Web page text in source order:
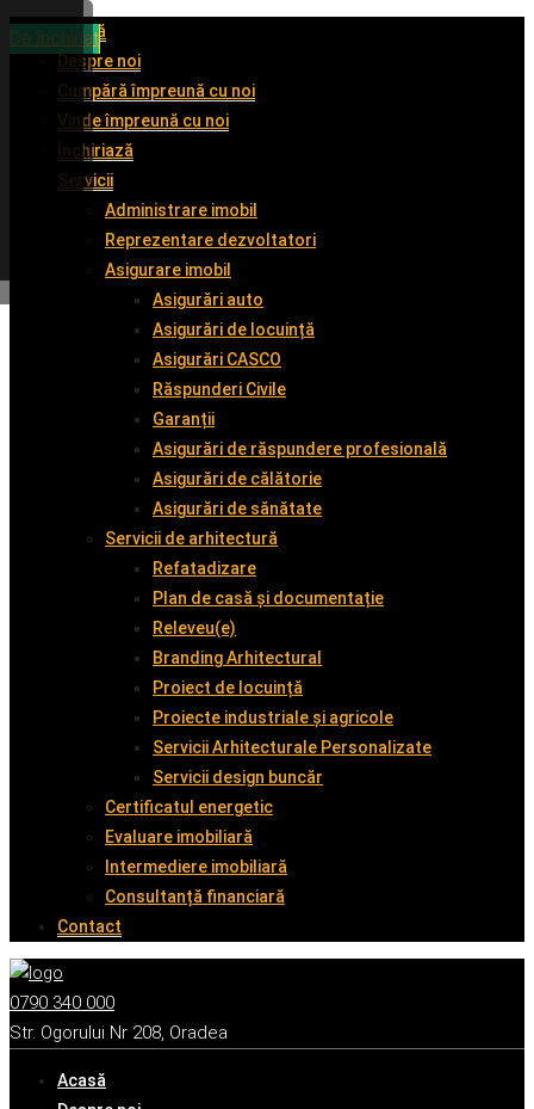
Acasă
Despre noi
Cumpără împreună cu noi
Vinde împreună cu noi
Închiriază
Servicii
Administrare imobil
Reprezentare dezvoltatori
Asigurare imobil
Asigurări auto
Asigurări de locuință
Asigurări CASCO
Răspunderi Civile
Garanții
Asigurări de răspundere profesională
Asigurări de călătorie
Asigurări de sănătate
Servicii de arhitectură
Refatadizare
Plan de casă și documentație
Releveu(e)
Branding Arhitectural
Proiect de locuință
Proiecte industriale și agricole
Servicii Arhitecturale Personalizate
Servicii design buncăr
Certificatul energetic
Evaluare imobiliară
Intermediere imobiliară
Consultanță financiară
Contact
0790 340 000
Str. Ogorului Nr 208, Oradea
Acasă
De închiriat
De închiriat
De vânzare
De închiriat